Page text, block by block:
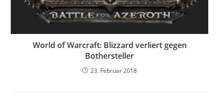
World of Warcraft: Blizzard verliert gegen
Bothersteller
23. Februar 2018